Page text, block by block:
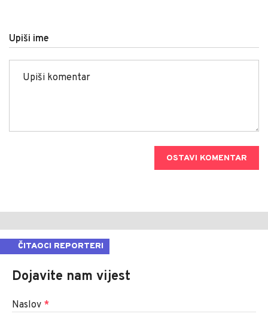
Upiši ime
OSTAVI KOMENTAR
ČITAOCI REPORTERI
Dojavite nam vijest
Naslov *